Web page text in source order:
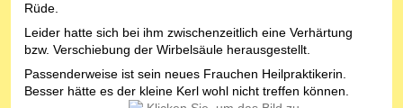
Rüde.
Leider hatte sich bei ihm zwischenzeitlich eine Verhärtung
bzw. Verschiebung der Wirbelsäule herausgestellt.
Passenderweise ist sein neues Frauchen Heilpraktikerin.
Besser hätte es der kleine Kerl wohl nicht treffen können.